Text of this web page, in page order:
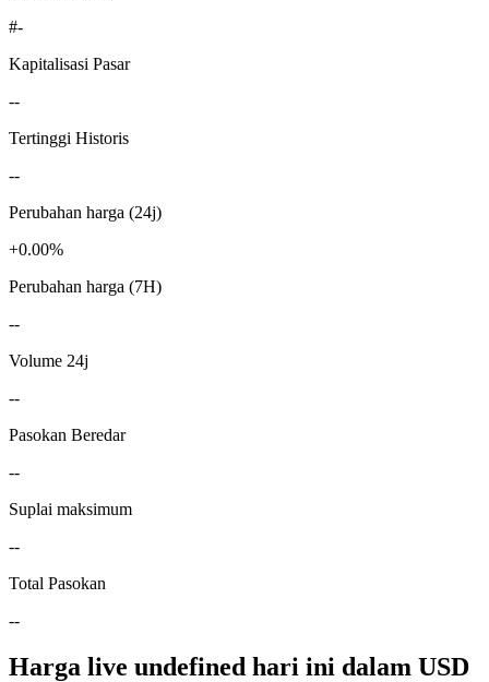
#-
Kapitalisasi Pasar
--
Tertinggi Historis
--
Perubahan harga (24j)
+0.00%
Perubahan harga (7H)
--
Volume 24j
--
Pasokan Beredar
--
Suplai maksimum
--
Total Pasokan
--
Harga live undefined hari ini dalam USD